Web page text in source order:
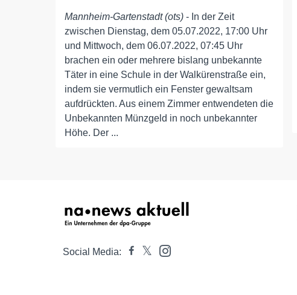
Mannheim-Gartenstadt (ots) - In der Zeit
zwischen Dienstag, dem 05.07.2022, 17:00 Uhr
und Mittwoch, dem 06.07.2022, 07:45 Uhr
brachen ein oder mehrere bislang unbekannte
Täter in eine Schule in der Walkürenstraße ein,
indem sie vermutlich ein Fenster gewaltsam
aufdrückten. Aus einem Zimmer entwendeten die
Unbekannten Münzgeld in noch unbekannter
Höhe. Der ...
Social Media: